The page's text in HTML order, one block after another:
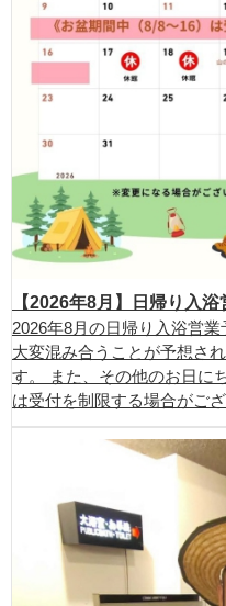
【2026年8月】日帰り入
2026年8月の日帰り入浴営
大変混み合うことが予想さ
す。 また、その他のお日に
は受付を制限する場合がご